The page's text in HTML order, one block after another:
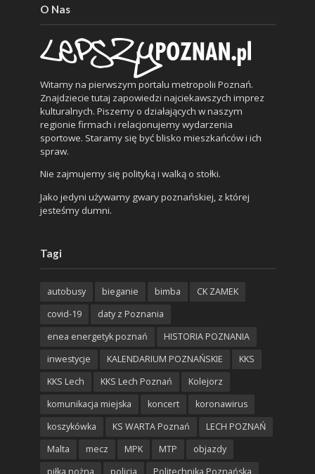
O Nas
Witamy na pierwszym portalu metropolii Poznań.
Znajdziecie tutaj zapowiedzi najciekawszych imprez
kulturalnych. Piszemy o działających w naszym
regionie firmach i relacjonujemy wydarzenia
sportowe. Staramy się być blisko mieszkańców i ich
spraw.
Nie zajmujemy się polityką i walką o stołki.
Jako jedyni używamy gwary poznańskiej, z której
jesteśmy dumni.
Tagi
autobusy bieganie bimba
CK ZAMEK
covid-19
daty z Poznania
enea energetyk poznań
HISTORIA POZNANIA
inwestycje
KALENDARIUM POZNAŃSKIE
KKS
KKS Lech
KKS Lech Poznań
Kolejorz
komunikacja miejska
koncert
koronawirus
koszykówka
KS WARTA Poznań
LECH POZNAŃ
Malta
mecz MPK MTP
objazdy
piłka nożna
policja Politechnika Poznańska